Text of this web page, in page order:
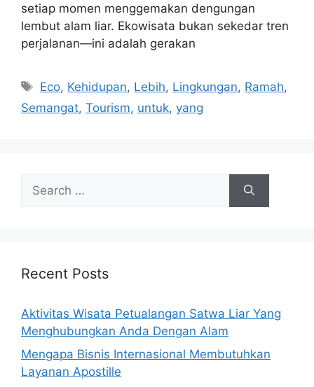
setiap momen menggemakan dengungan
lembut alam liar. Ekowisata bukan sekedar tren
perjalanan—ini adalah gerakan
Tags
Eco, Kehidupan, Lebih, Lingkungan, Ramah,
Semangat, Tourism, untuk, yang
for:
Recent Posts
Aktivitas Wisata Petualangan Satwa Liar Yang
Menghubungkan Anda Dengan Alam
Mengapa Bisnis Internasional Membutuhkan
Layanan Apostille